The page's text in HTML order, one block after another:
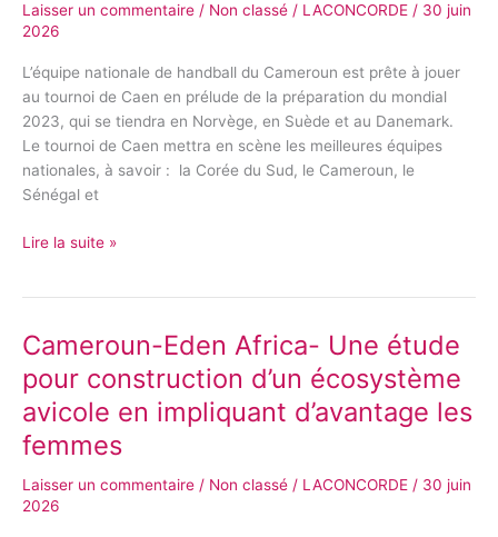
Laisser un commentaire / Non classé / LACONCORDE / 30 juin
2026
L’équipe nationale de handball du Cameroun est prête à jouer
au tournoi de Caen en prélude de la préparation du mondial
2023, qui se tiendra en Norvège, en Suède et au Danemark.
Le tournoi de Caen mettra en scène les meilleures équipes
nationales, à savoir : la Corée du Sud, le Cameroun, le
Sénégal et
L’équipe
prend
part
au
tournoi
de
Caen.
Lire la suite »
Cameroun-Eden Africa- Une étude
pour construction d’un écosystème
avicole en impliquant d’avantage les
femmes
Laisser un commentaire / Non classé / LACONCORDE / 30 juin
2026
Cameroun-
Africa-
Une
étude
pour
construction
d’un